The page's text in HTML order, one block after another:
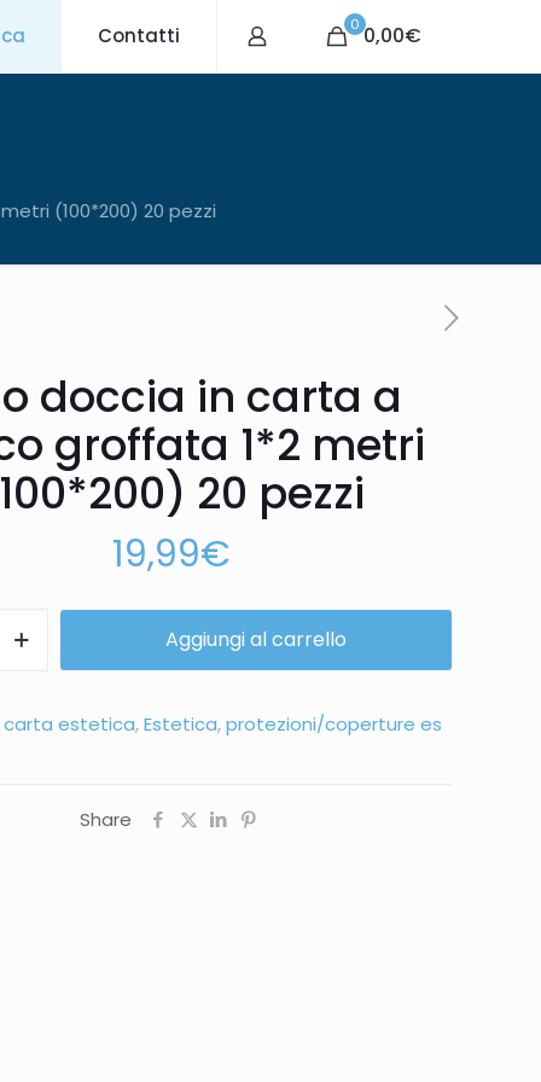
Contatti 0 0,00€
(100*200) 20 pezzi
doccia in carta a
groffata 1*2 metri
20 pezzi
19,99€
Aggiungi al carrello
carta estetica,Estetica,protezioni/coperture es
Share